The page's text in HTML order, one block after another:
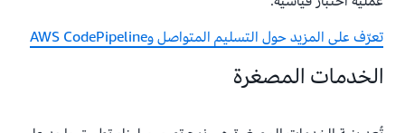
تعرّف على المزيد حول التسليم المتواصل وAWS CodePipeline
الخدمات المصغرة